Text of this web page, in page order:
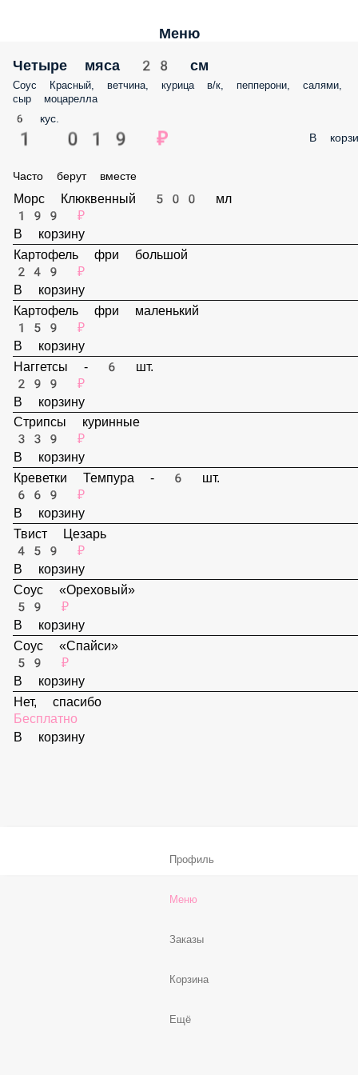
Меню
Четыре мяса 28 см
Соус Красный, ветчина, курица в/к, пепперони, салями, сыр
6 кус.
1 019 ₽
Морс Клюквенный 500 мл
199 ₽
В корзину
Картофель фри большой
249 ₽
В корзину
Картофель фри маленький
159 ₽
В корзину
Наггетсы - 6 шт.
299 ₽
В корзину
Стрипсы куринные
339 ₽
В корзину
Креветки Темпура - 6 шт.
669 ₽
В корзину
Твист Цезарь
459 ₽
В корзину
Соус «Ореховый»
59 ₽
В корзину